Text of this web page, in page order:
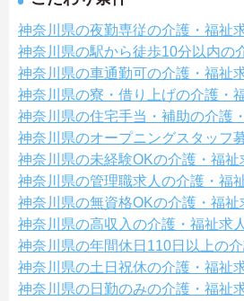
神奈川県の夜勤専従の介護・福祉
神奈川県の駅から徒歩10分以内の
神奈川県の車通勤可の介護・福祉
神奈川県の寮・借り上げの介護・
神奈川県の住宅手当・補助の介護
神奈川県のオープニングスタッフ
神奈川県の未経験OKの介護・福祉
神奈川県の管理職求人の介護・福
神奈川県の無資格OKの介護・福祉
神奈川県の高収入の介護・福祉求人
神奈川県の年間休日110日以上の
神奈川県の土日祝休の介護・福祉
神奈川県の日勤のみの介護・福祉